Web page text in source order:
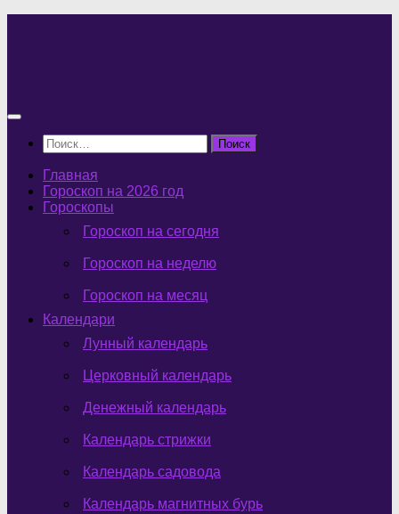
Найти:
Главная
Гороскоп на 2026 год
Гороскопы
Гороскоп на сегодня
Гороскоп на неделю
Гороскоп на месяц
Календари
Лунный календарь
Церковный календарь
Денежный календарь
Календарь стрижки
Календарь садовода
Календарь магнитных бурь